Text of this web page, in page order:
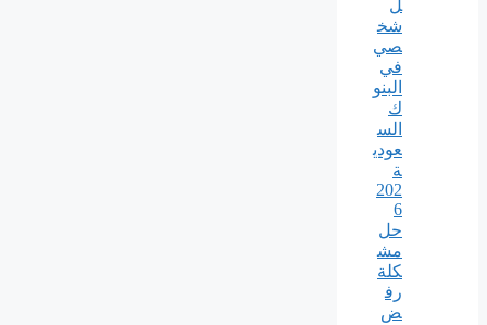
ل
شخ
صي
في
البنو
ك
الس
عودي
ة
202
6
حل
مش
كلة
رف
ض